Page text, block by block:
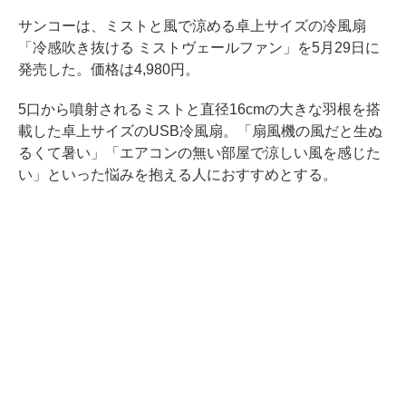
サンコーは、ミストと風で涼める卓上サイズの冷風扇
「冷感吹き抜ける ミストヴェールファン」を5月29日に
発売した。価格は4,980円。
5口から噴射されるミストと直径16cmの大きな羽根を搭
載した卓上サイズのUSB冷風扇。「扇風機の風だと生ぬ
るくて暑い」「エアコンの無い部屋で涼しい風を感じた
い」といった悩みを抱える人におすすめとする。